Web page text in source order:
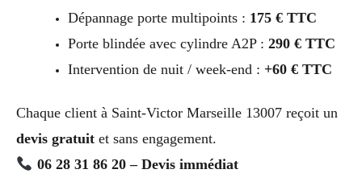
Dépannage porte multipoints : 175 € TTC
Porte blindée avec cylindre A2P : 290 € TTC
Intervention de nuit / week-end : +60 € TTC
Chaque client à Saint-Victor Marseille 13007 reçoit un
devis gratuit et sans engagement.
06 28 31 86 20 – Devis immédiat